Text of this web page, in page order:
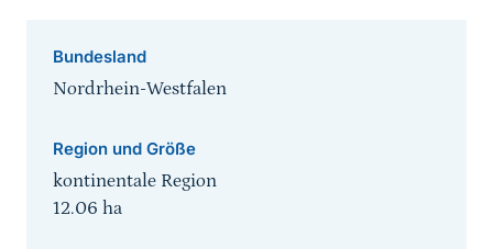
Bundesland
Nordrhein-Westfalen
Region und Größe
kontinentale Region
12.06 ha